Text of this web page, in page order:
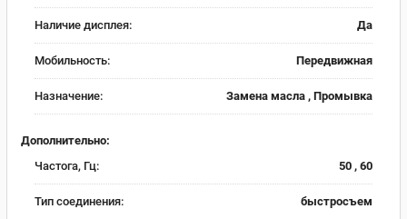
Наличие дисплея: Да
Мобильность: Передвижная
Назначение: Замена масла , Промывка
Дополнительно:
Частога, Гц:
50 , 60
Тип соединения: быстросъем